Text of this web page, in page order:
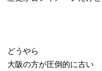
どうやら
大阪の方が圧倒的に古い